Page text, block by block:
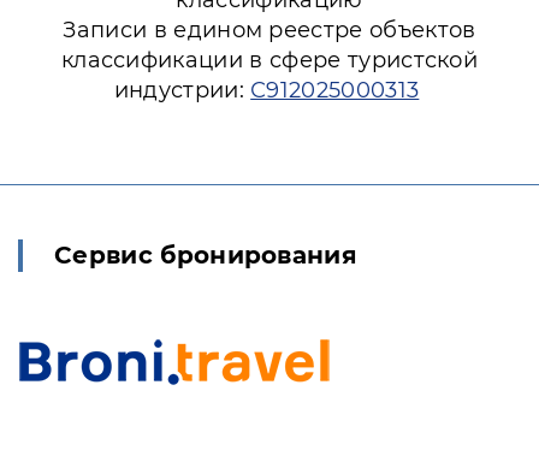
Записи в едином реестре объектов
классификации в сфере туристской
индустрии: С912025000313
Сервис бронирования